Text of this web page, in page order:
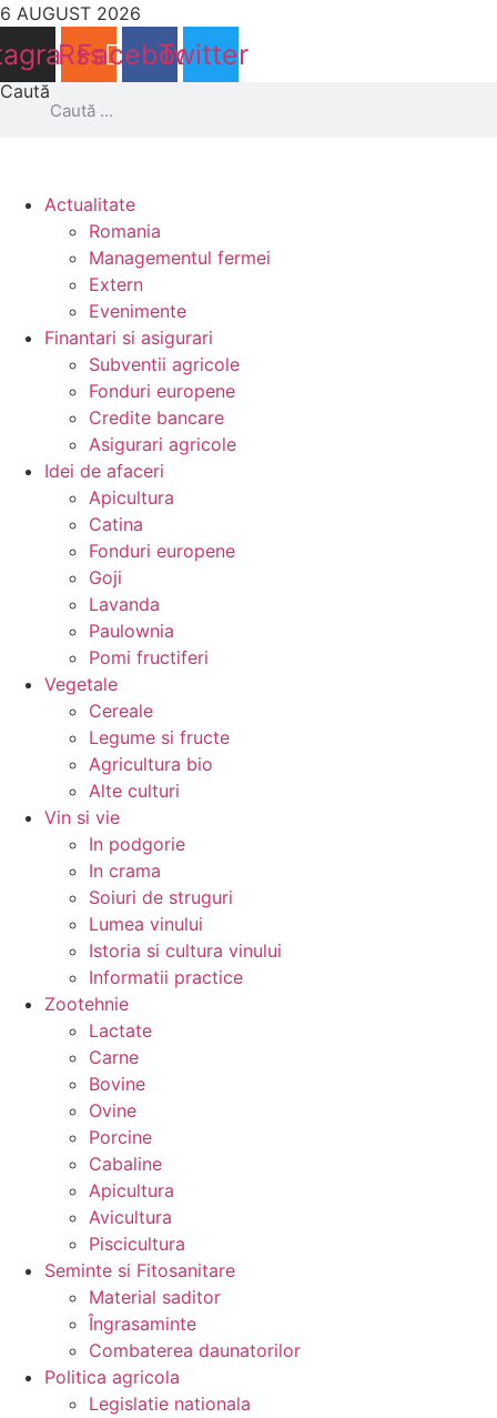
Sari
conținut
6 AUGUST 2026
Rss
Facebook
Twitter
Caută
Actualitate
Romania
Managementul fermei
Extern
Evenimente
Finantari si asigurari
Subventii agricole
Fonduri europene
Credite bancare
Asigurari agricole
Idei de afaceri
Apicultura
Catina
Fonduri europene
Goji
Lavanda
Paulownia
Pomi fructiferi
Vegetale
Cereale
Legume si fructe
Agricultura bio
Alte culturi
Vin si vie
In podgorie
In crama
Soiuri de struguri
Lumea vinului
Istoria si cultura vinului
Informatii practice
Zootehnie
Lactate
Carne
Bovine
Ovine
Porcine
Cabaline
Apicultura
Avicultura
Piscicultura
Seminte si Fitosanitare
Material saditor
Îngrasaminte
Combaterea daunatorilor
Politica agricola
Legislatie nationala